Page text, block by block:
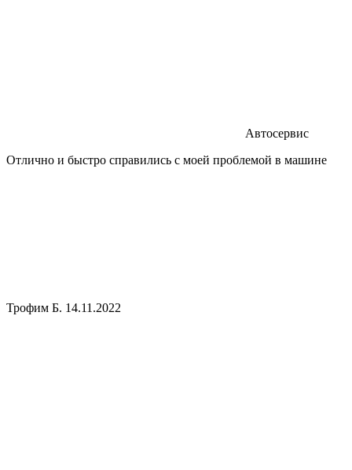
Автосервис
Отлично и быстро справились с моей проблемой в машине
Трофим Б. 14.11.2022